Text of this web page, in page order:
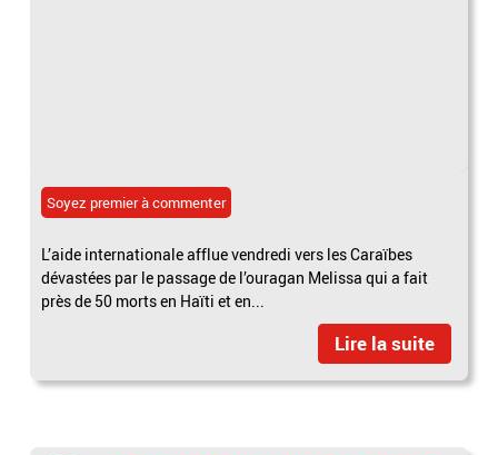
Soyez premier à commenter
L’aide internationale afflue vendredi vers les Caraïbes
dévastées par le passage de l’ouragan Melissa qui a fait
près de 50 morts en Haïti et en...
Lire la suite